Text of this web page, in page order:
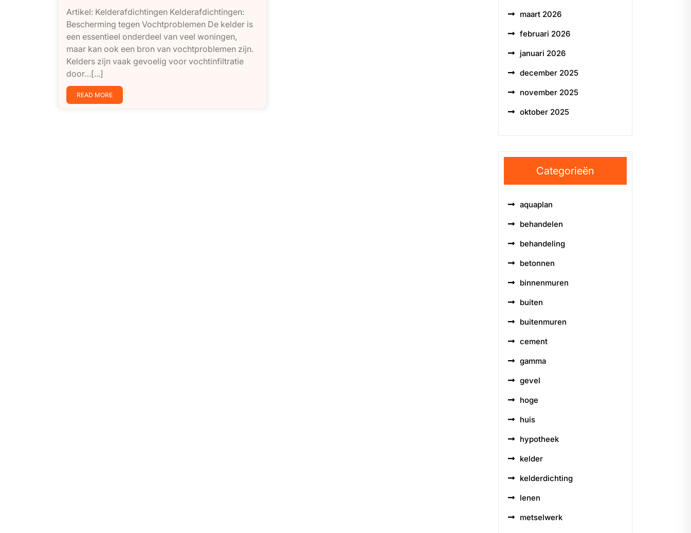
Artikel: Kelderafdichtingen Kelderafdichtingen:
Bescherming tegen Vochtproblemen De kelder is
een essentieel onderdeel van veel woningen,
maar kan ook een bron van vochtproblemen zijn.
Kelders zijn vaak gevoelig voor vochtinfiltratie
door…[...]
READ MORE
maart 2026
februari 2026
januari 2026
december 2025
november 2025
oktober 2025
Categorieën
aquaplan
behandelen
behandeling
betonnen
binnenmuren
buiten
buitenmuren
cement
gamma
gevel
hoge
huis
hypotheek
kelder
kelderdichting
lenen
metselwerk